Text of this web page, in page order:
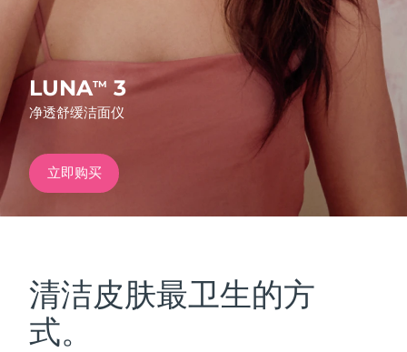
LUNATM 3
净透舒缓洁面仪
立即购买
清洁皮肤最卫生的方
式。
特别优惠 畅销产品
红光疗法
澳大利亚 预计送达日期 8/13/26
法国 预计送达日期
德国 预计送达日期
加拿大 预计送达日期
奥地利 预计送达日期
巴林